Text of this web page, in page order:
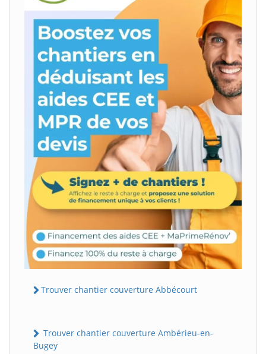
Trouver chantier couverture Abbécourt
Trouver chantier couverture Ambérieu-en-
Bugey